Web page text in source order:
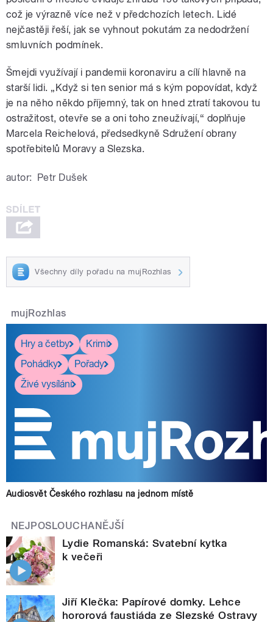
což je výrazně více než v předchozích letech. Lidé
nejčastěji řeší, jak se vyhnout pokutám za nedodržení
smluvních podmínek.
Šmejdi využívají i pandemii koronaviru a cílí hlavně na
starší lidi. „Když si ten senior má s kým popovídat, když
je na něho někdo příjemný, tak on hned ztratí takovou tu
ostražitost, otevře se a oni toho zneužívají,“ doplňuje
Marcela Reichelová, předsedkyně Sdružení obrany
spotřebitelů Moravy a Slezska.
autor: Petr Dušek
Všechny díly pořadu na mujRozhlas
mujRozhlas
Hry a četby
Krimi
Pohádky
Pořady
Živé vysílání
Audiosvět Českého rozhlasu na jednom místě
NEJPOSLOUCHANĚJŠÍ
Lydie Romanská: Svatební kytka
k večeři
Jiří Klečka: Papírové domky. Lehce
hororová faustiáda ze Slezské Ostravy